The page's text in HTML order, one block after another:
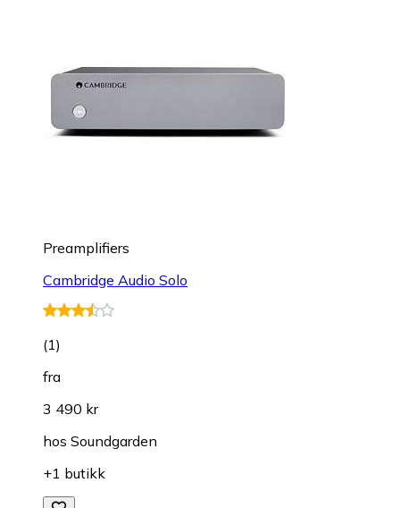
Preamplifiers
Cambridge Audio Solo
(1)
fra
3 490 kr
hos Soundgarden
+1 butikk